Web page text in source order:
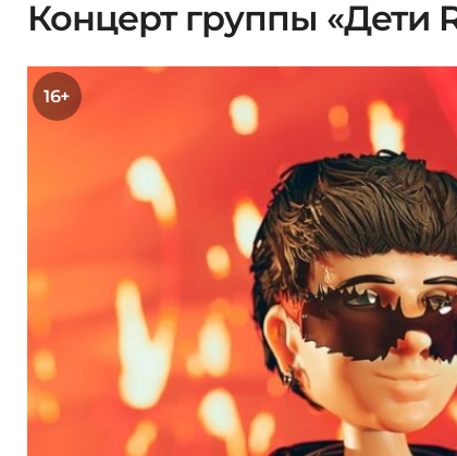
Концерт группы «Дети
16+